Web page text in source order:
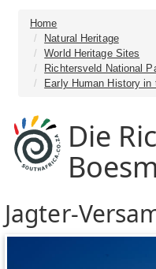
Home
Natural Heritage
World Heritage Sites
Richtersveld National
Early Human History in
Die
Jagter-